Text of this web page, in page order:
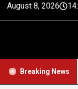
August 8, 2026
Breaking News
सिख समुदाय की सबसे